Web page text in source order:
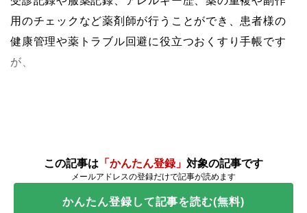
用のチェックなど薬剤師が行うことができ、患者様の
健康管理や薬トラブル回避に役立つおくすり手帳です
が、
この記事は 「かんたん登録」 対象の記事です
メールアドレスの登録だけで記事が読めます
かんたん登録して記事を読む(無料)